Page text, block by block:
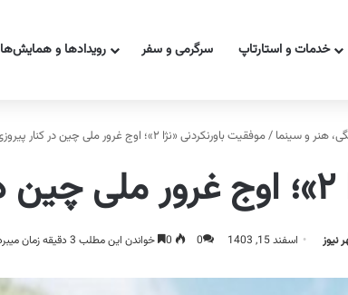
خدمات و استارتاپ سرگرمی و سفر رویدادها و همایش‌ها
هنر و سینما /موفقیت باورنکردنی «نژا ۲»؛ اوج غرور ملی چین در کنار پیروزی تجاری!
نیوز اسفند 15, 1403 0 خواندن این مطلب 3 دقیقه زمان میبرد